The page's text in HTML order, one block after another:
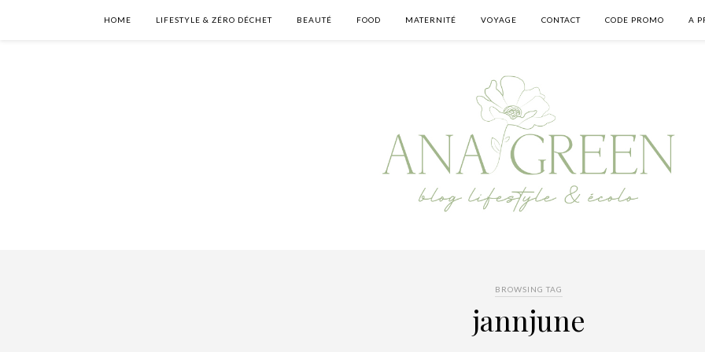
HOME LIFESTYLE & ZÉRO DÉCHET BEAUTÉ FOOD MATERNITÉ VOYAGE CONTACT CODE PROMO A
BROWSING TAG
jannjune